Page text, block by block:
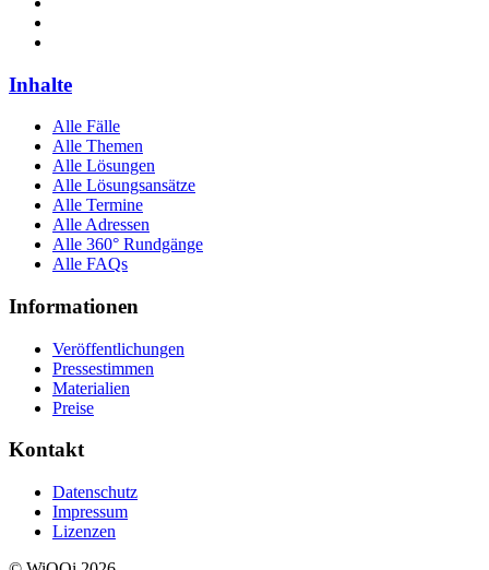
Inhalte
Alle Fälle
Alle Themen
Alle Lösungen
Alle Lösungsansätze
Alle Termine
Alle Adressen
Alle 360° Rundgänge
Alle FAQs
Informationen
Veröffentlichungen
Pressestimmen
Materialien
Preise
Kontakt
Datenschutz
Impressum
Lizenzen